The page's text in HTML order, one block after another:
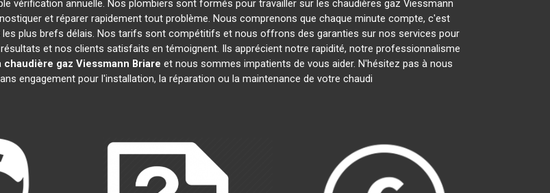
vérification annuelle. Nos plombiers sont formés pour travailler sur les chaudières gaz Viessmann
et réparer rapidement tout problème. Nous comprenons que chaque minute compte, c'est
plus brefs délais. Nos tarifs sont compétitifs et nous offrons des garanties sur nos services pour
et nos clients satisfaits en témoignent. Ils apprécient notre rapidité, notre professionnalisme
chaudière gaz Viessmann Briare et nous sommes impatients de vous aider. N'hésitez pas à nous
engagement pour l'installation, la réparation ou la maintenance de votre chaudi